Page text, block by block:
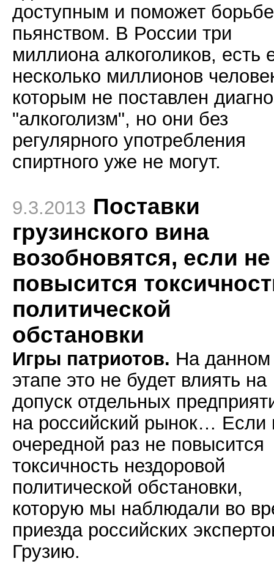
доступным и поможет
пьянством. В России три
миллиона алкоголиков, есть
несколько миллионов
которым не поставлен
"алкоголизм", но они без
регулярного употребления
спиртного уже не могут.
9.3.2013 Поставки
грузинского вина
возобновятся, если не
повысится
политической
обстановки
Игры патриотов. На данном
этапе это не будет влиять на
допуск отдельных
на российский рынок… Если
очередной раз не повысится
токсичность нездоровой
политической обстановки,
которую мы наблюдали во
приезда российских
Грузию.